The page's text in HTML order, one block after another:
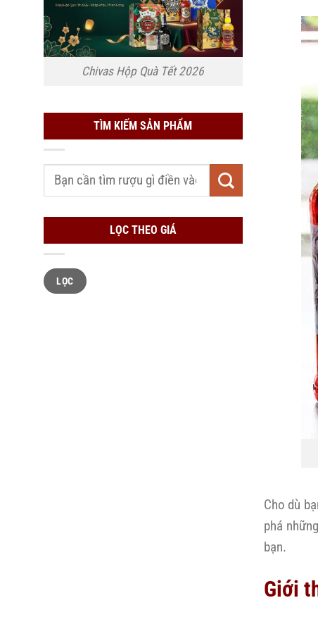
Chivas Hộp Quà Tết 2026
TÌM KIẾM SẢN PHẨM
Tìm
kiếm:
LỌC THEO GIÁ
Giá
tối
thiểu
Giá
tối
đa
LỌC
Cho dù
phá
bạn.
Giới